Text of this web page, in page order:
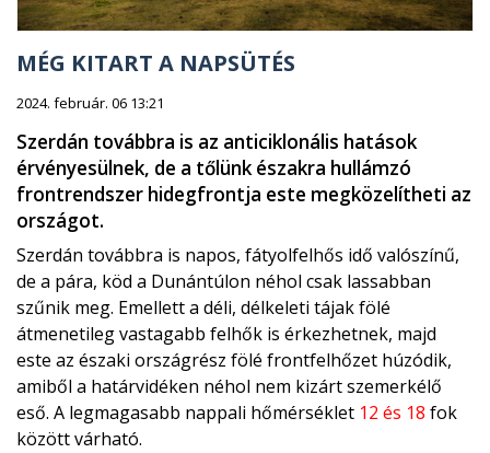
MÉG KITART A NAPSÜTÉS
2024. február. 06 13:21
Szerdán továbbra is az anticiklonális hatások
érvényesülnek, de a tőlünk északra hullámzó
frontrendszer hidegfrontja este megközelítheti az
országot.
Szerdán továbbra is napos, fátyolfelhős idő valószínű,
de a pára, köd a Dunántúlon néhol csak lassabban
szűnik meg. Emellett a déli, délkeleti tájak fölé
átmenetileg vastagabb felhők is érkezhetnek, majd
este az északi országrész fölé frontfelhőzet húzódik,
amiből a határvidéken néhol nem kizárt szemerkélő
eső. A legmagasabb nappali hőmérséklet 12 és 18 fok
között várható.